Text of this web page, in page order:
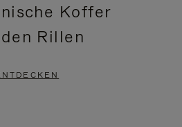
Koffer
Rillen